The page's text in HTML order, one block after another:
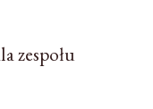
zespołu